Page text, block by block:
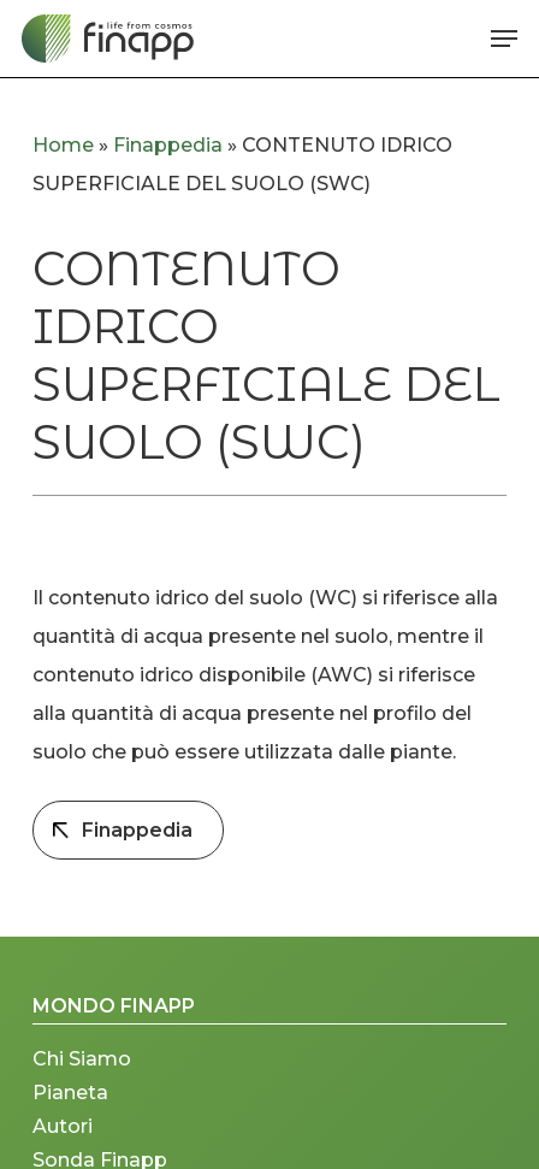
Skip
content
Home» Finappedia » CONTENUTO IDRICO
SUPERFICIALE DEL SUOLO (SWC)
CONTENUTO
IDRICO
SUPERFICIALE DEL
SUOLO (SWC)
Il contenuto idrico del suolo (WC) si riferisce alla
quantità di acqua presente nel suolo, mentre il
contenuto idrico disponibile (AWC) si riferisce
alla quantità di acqua presente nel profilo del
suolo che può essere utilizzata dalle piante.
Finappedia
MONDO FINAPP
Chi Siamo
Pianeta
Autori
Sonda Finapp